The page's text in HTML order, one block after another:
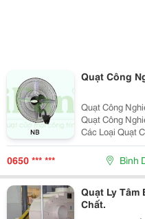
Quạt Công
Quạt Công
Quạt Công Nghiệp
Các Loại Quạt Công Nghiệp
Công Nghiệp
0650 *** *** Bình
Quạt Ly Tâm
Chất.